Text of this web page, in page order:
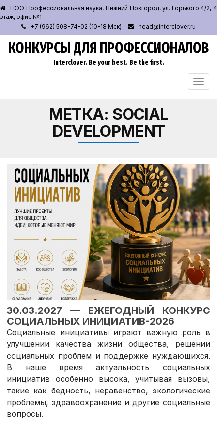
НОО Профессиональная наука, Нижний Новгород, ул. Горького 4/2, 4
этаж, офис №1
+7 (962) 508-74-02 (10-18 Мск)
head@interclover.ru
КОНКУРСЫ ДЛЯ ПРОФЕССИОНАЛОВ
Interclover. Be your best. Be the first.
МЕТКА: SOCIAL
DEVELOPMENT
30.03.2027 — ЕЖЕГОДНЫЙ КОНКУРС
СОЦИАЛЬНЫХ ИНИЦИАТИВ-2026
Социальные инициативы играют важную роль в
улучшении качества жизни общества, решении
социальных проблем и поддержке нуждающихся.
В наше время актуальность социальных
инициатив особенно высока, учитывая вызовы,
такие как бедность, неравенство, экологические
проблемы, здравоохранение и другие социальные
вопросы.